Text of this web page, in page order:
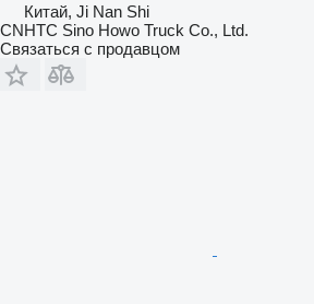
Китай, Ji Nan Shi
CNHTC Sino Howo Truck Co., Ltd.
Связаться с продавцом